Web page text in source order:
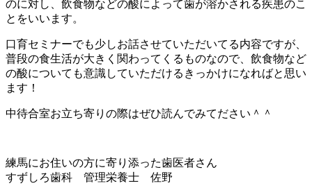
のに対し、飲食物などの酸によって歯が溶かされる疾患のこ
とをいいます。
口育セミナーでも少しお話させていただいてる内容ですが、
普段の食生活が大きく関わってくるものなので、飲食物など
の酸についても意識していただけるきっかけになればと思い
ます！
中待合室お立ち寄りの際はぜひ読んでみてださい＾＾
練馬にお住いの方に寄り添った歯医者さん
すずしろ歯科 管理栄養士 佐野